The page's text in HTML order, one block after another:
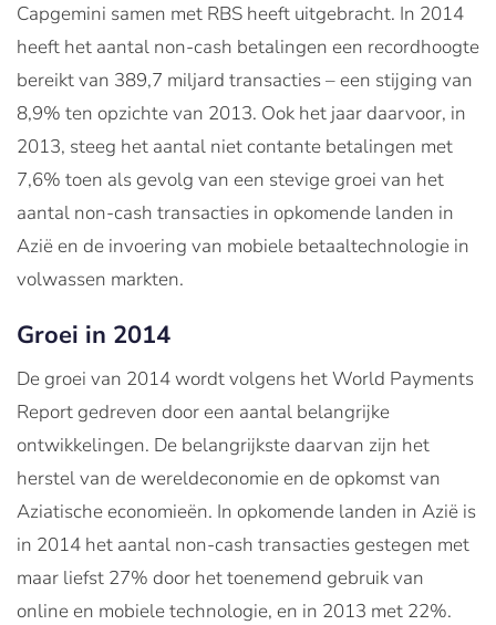
Capgemini samen met RBS heeft uitgebracht. In 2014
heeft het aantal non-cash betalingen een recordhoogte
bereikt van 389,7 miljard transacties – een stijging van
8,9% ten opzichte van 2013. Ook het jaar daarvoor, in
2013, steeg het aantal niet contante betalingen met
7,6% toen als gevolg van een stevige groei van het
aantal non-cash transacties in opkomende landen in
Azië en de invoering van mobiele betaaltechnologie in
volwassen markten.
Groei in 2014
De groei van 2014 wordt volgens het World Payments
Report gedreven door een aantal belangrijke
ontwikkelingen. De belangrijkste daarvan zijn het
herstel van de wereldeconomie en de opkomst van
Aziatische economieën. In opkomende landen in Azië is
in 2014 het aantal non-cash transacties gestegen met
maar liefst 27% door het toenemend gebruik van
online en mobiele technologie, en in 2013 met 22%.